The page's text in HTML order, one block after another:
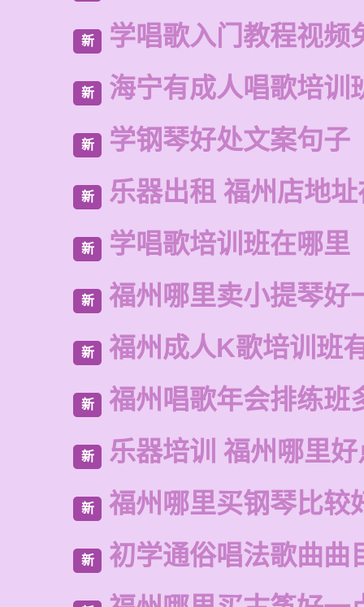
新 学唱歌入门教程视频
新 海宁有成人唱歌培训
新 学钢琴好处文案句子
新 乐器出租 福州店地
新 学唱歌培训班在哪里
新 福州哪里卖小提琴好
新 福州成人K歌培训班
新 福州唱歌年会排练班
新 乐器培训 福州哪里
新 福州哪里买钢琴比较
新 初学通俗唱法歌曲曲